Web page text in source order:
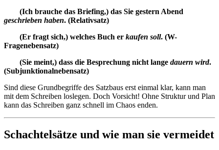
(Ich brauche das Briefing,) das Sie gestern Abend
geschrieben haben. (Relativsatz)
(Er fragt sich,) welches Buch er kaufen soll. (W-
Fragenebensatz)
(Sie meint,) dass die Besprechung nicht lange dauern wird.
(Subjunktionalnebensatz)
Sind diese Grundbegriffe des Satzbaus erst einmal klar, kann man
mit dem Schreiben loslegen. Doch Vorsicht! Ohne Struktur und Plan
kann das Schreiben ganz schnell im Chaos enden.
Schachtelsätze und wie man sie vermeidet